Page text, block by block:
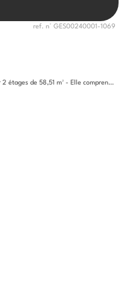
ref. n° GES00240001-1069
A LOUER sur Roujan - Maison de village sur 2 étages de 58,51 m² - Elle comprend au rdc une entrée, une remise, une salle...